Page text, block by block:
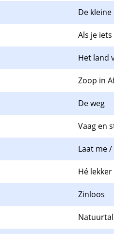
De
Als je
Het land
Zoop in
De weg
Vaag en
Laat me /
Hé
Zinloos